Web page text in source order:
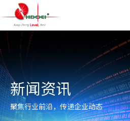
新闻资讯
聚焦行业前沿，传递企业动态